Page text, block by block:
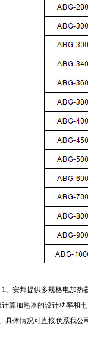
1、安邦提供多规格电加热
计算加热器的设计功率和
具体情况可直接联系我公